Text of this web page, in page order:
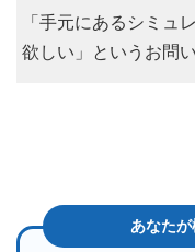
「手元にあるシミュ
欲しい」というお問